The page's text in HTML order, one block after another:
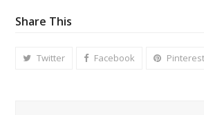
Share This
Twitter Facebook Pinterest